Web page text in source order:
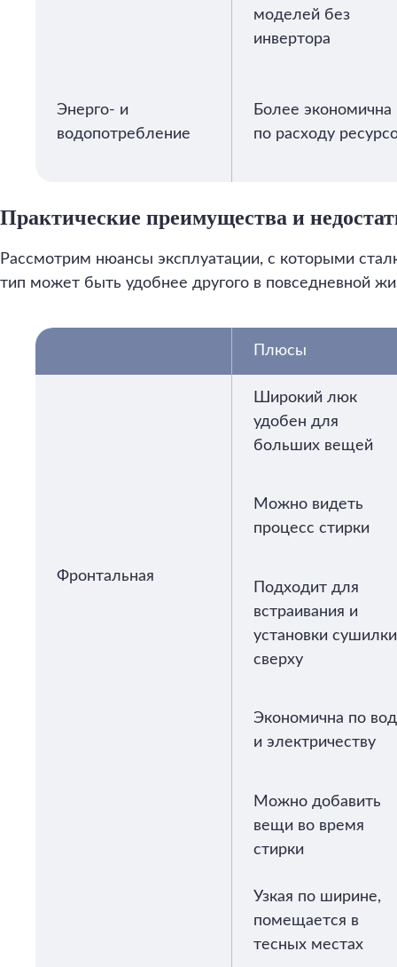
моделей без
инвертора
Энерго- и
водопотребление
Более экономична
по расходу
Практические преимущества и
Рассмотрим нюансы эксплуатации, с которыми
тип может быть удобнее другого в повседневной
Плюсы
Фронтальная
Широкий люк
удобен для
больших вещей
Можно видеть
процесс стирки
Подходит для
встраивания и
установки сушилки
сверху
Экономична по
и электричеству
Можно добавить
вещи во время
стирки
Узкая по ширине,
помещается в
тесных местах